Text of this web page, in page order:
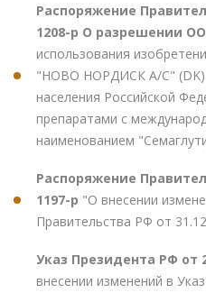
Распоряжение
1208-р О разрешении
использования
"НОВО НОРДИСК А/С" (DK)
населения Российской
препаратами с
наименованием
Распоряжение
1197-р "О внесении
Правительства РФ от
Указ Президента РФ от
внесении изменений в